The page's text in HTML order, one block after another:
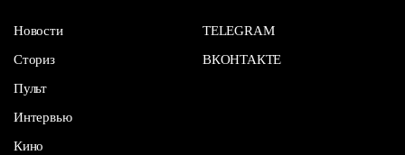
Новости
Сториз
Пульт
Интервью
Кино
TELEGRAM
ВКОНТАКТЕ